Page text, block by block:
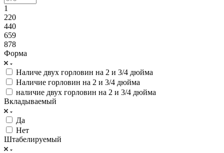
1
220
440
659
878
Форма
Наличе двух горловин на 2 и 3/4 дюйма
Наличие горловин на 2 и 3/4 дюйма
наличие двух горловин на 2 и 3/4 дюйма
Вкладываемый
Да
Нет
Штабелируемый